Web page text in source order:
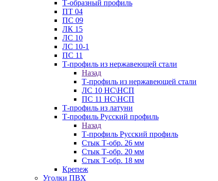
Т-образный профиль
ПТ 04
ПС 09
ЛК 15
ЛС 10
ЛС 10-1
ПС 11
Т-профиль из нержавеющей стали
Назад
Т-профиль из нержавеющей стали
ЛС 10 НС\НСП
ПС 11 НС\НСП
Т-профиль из латуни
Т-профиль Русский профиль
Назад
Т-профиль Русский профиль
Стык Т-обр. 26 мм
Стык Т-обр. 20 мм
Стык Т-обр. 18 мм
Крепеж
Уголки ПВХ